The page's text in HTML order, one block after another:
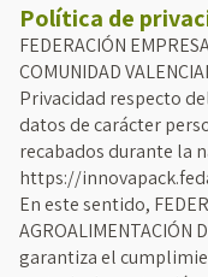
Política de
FEDERACIÓN
COMUNIDAD
Privacidad respecto
datos de carácter
recabados durante la
https://
En este sentido,
AGROALIMENTACIÓN
garantiza el